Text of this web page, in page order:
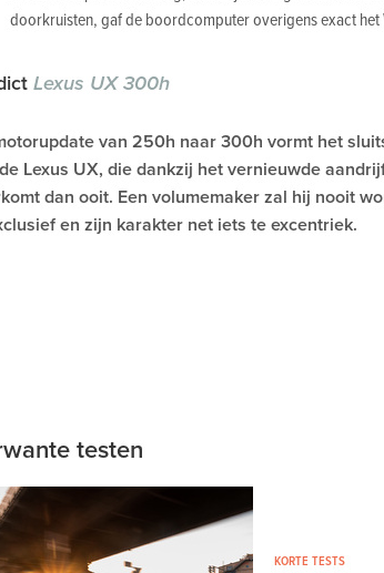
doorkruisten, gaf de boordcomputer overigens exact het
Lexus UX 300h
van 250h naar 300h vormt het
Lexus UX, die dankzij het vernieuwde
dan ooit. Een volumemaker zal hij nooit
en zijn karakter net iets te excentriek.
testen
KORTE TESTS